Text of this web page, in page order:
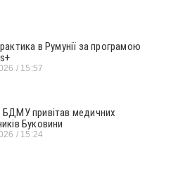
в Румунії за програмою
15:57
БДМУ привітав медичних
Буковини
15:24